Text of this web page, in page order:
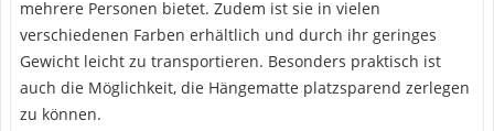
mehrere Personen bietet. Zudem ist sie in vielen
verschiedenen Farben erhältlich und durch ihr geringes
Gewicht leicht zu transportieren. Besonders praktisch ist
auch die Möglichkeit, die Hängematte platzsparend zerlegen
zu können.